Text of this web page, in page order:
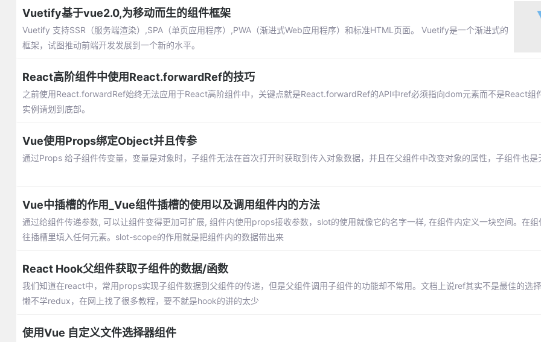
Vuetify基于vue2.0,为移动而生的组件框架
Vuetify 支持SSR（服务端渲染）,SPA（单页应用程序）,PWA（渐进式Web应用程序）和标准HTML页面。 Vuetify是一个渐进式的
框架，试图推动前端开发发展到一个新的水平。
React高阶组件中使用React.forwardRef的技巧
之前使用React.forwardRef始终无法应用于React高阶组件中，关键点就是React.forwardRef的API中ref必须指向dom元素而不是React组
实例请划到底部。
Vue使用Props绑定Object并且传参
通过Props 给子组件传变量，变量是对象时，子组件无法在首次打开时获取到传入对象数据，并且在父组件中改变对象的属性，子组件也是
Vue中插槽的作用_Vue组件插槽的使用以及调用组件内的方法
通过给组件传递参数, 可以让组件变得更加可扩展, 组件内使用props接收参数，slot的使用就像它的名字一样, 在组件内定义一块空间。在组
往插槽里填入任何元素。slot-scope的作用就是把组件内的数据带出来
React Hook父组件获取子组件的数据/函数
我们知道在react中，常用props实现子组件数据到父组件的传递，但是父组件调用子组件的功能却不常用。文档上说ref其实不是最佳的选
懒不学redux，在网上找了很多教程，要不就是hook的讲的太少
使用Vue 自定义文件选择器组件